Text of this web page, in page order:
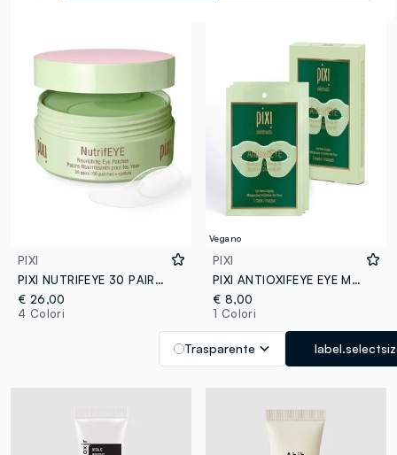
PIXI
PIXI NUTRIFEYE 30 PAIRS / 60 PATCHES + SPATULA
€ 26,00
4 Colori
Vegano
PIXI
PIXI ANTIOXIFEYE EYE MASK GOGGLES (HYDROGEL) X3
€ 8,00
1 Colori
Trasparente